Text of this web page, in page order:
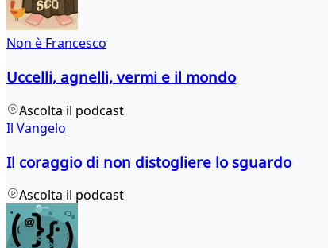
Non è Francesco
Uccelli, agnelli, vermi e il mondo
Ascolta il podcast
Il Vangelo
Il coraggio di non distogliere lo sguardo
Ascolta il podcast